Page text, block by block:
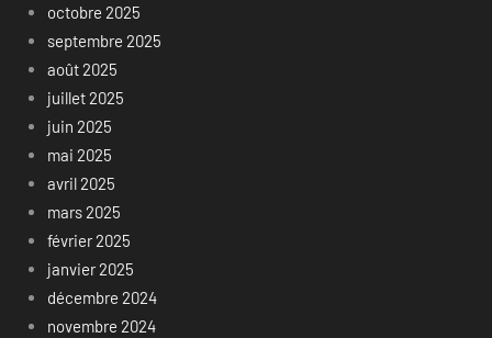
octobre 2025
septembre 2025
août 2025
juillet 2025
juin 2025
mai 2025
avril 2025
mars 2025
février 2025
janvier 2025
décembre 2024
novembre 2024